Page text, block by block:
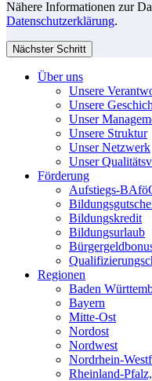
Nähere Informationen zur
Datenschutzerklärung.
Nächster Schritt
Über uns
Unsere
Unsere
Unser
Unsere Struktur
Unser Netzwerk
Unser
Förderung
Aufstiegs-
Bildungskredit
Bildungsurlaub
Regionen
Baden
Bayern
Mitte-Ost
Nordost
Nordwest
Nordrhein-
Rheinland-